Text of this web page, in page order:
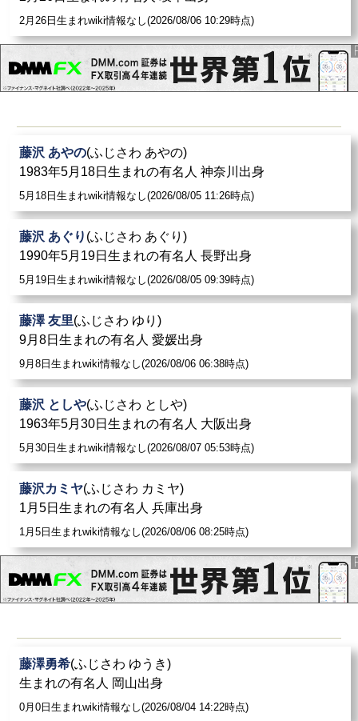
2月26日生まれwiki情報なし(2026/08/06 10:29時点)
藤沢 あやの(ふじさわ あやの)
1983年5月18日生まれの有名人 神奈川出身
5月18日生まれwiki情報なし(2026/08/05 11:26時点)
藤沢 あぐり (ふじさわ あぐり)
1990年5月19日生まれの有名人 長野出身
5月19日生まれwiki情報なし(2026/08/05 09:39時点)
藤澤 友里(ふじさわ ゆり)
9月8日生まれの有名人 愛媛出身
9月8日生まれwiki情報なし(2026/08/06 06:38時点)
藤沢 としや(ふじさわ としや)
1963年5月30日生まれの有名人 大阪出身
5月30日生まれwiki情報なし(2026/08/07 05:53時点)
藤沢カミヤ(ふじさわ カミヤ)
1月5日生まれの有名人 兵庫出身
1月5日生まれwiki情報なし(2026/08/06 08:25時点)
藤澤勇希(ふじさわ ゆうき)
生まれの有名人 岡山出身
0月0日生まれwiki情報なし(2026/08/04 14:22時点)